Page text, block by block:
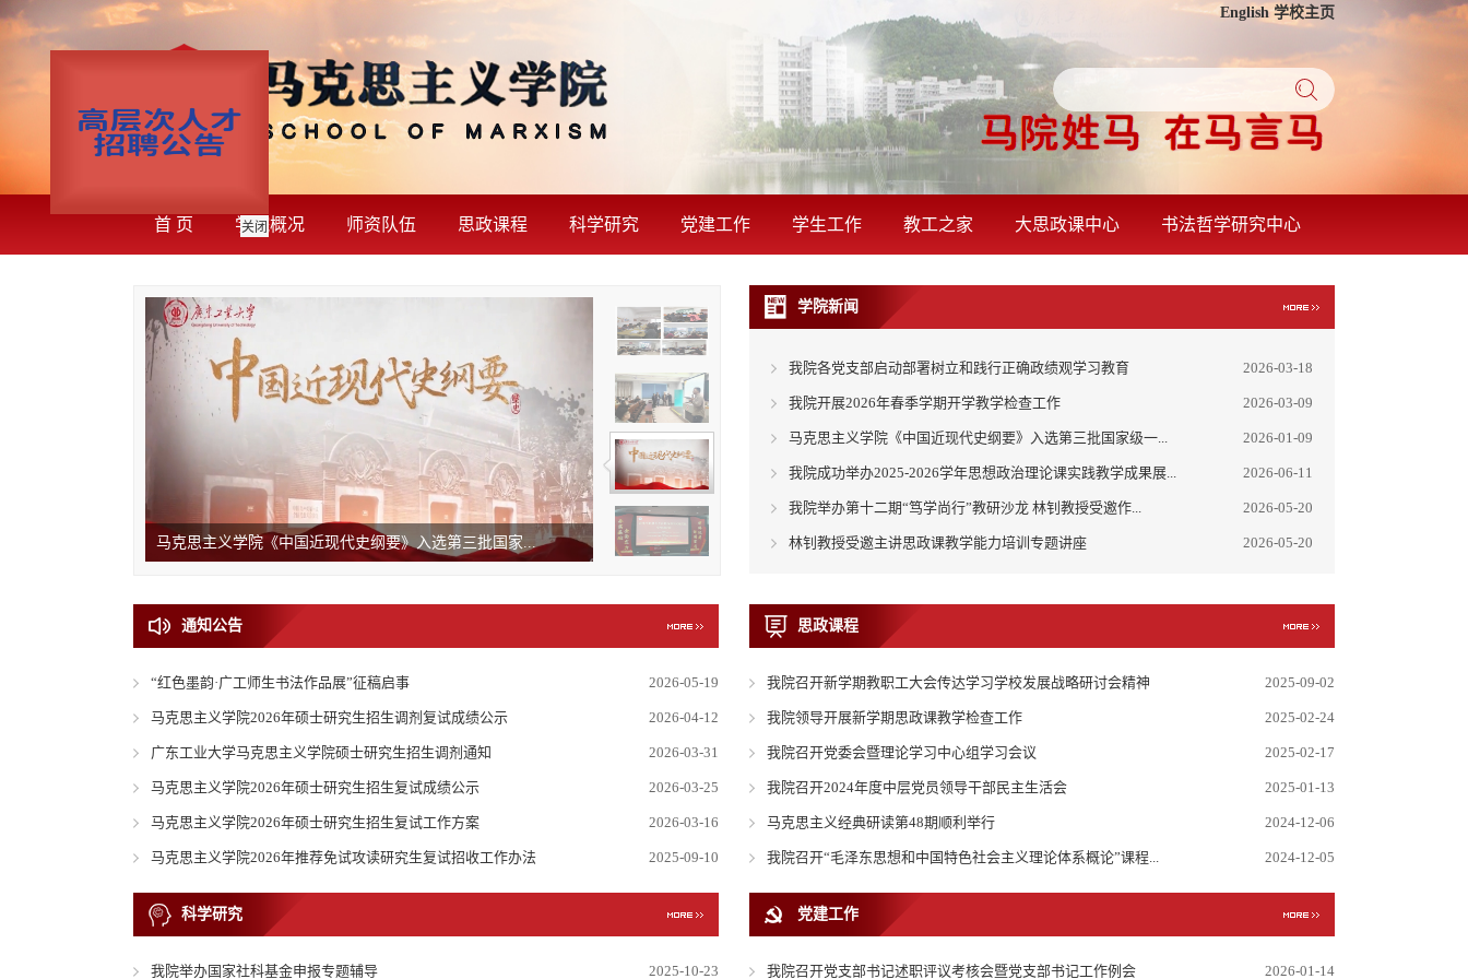
English 学校主页
首 页 学院概况 师资队伍 思政课程 科学研究 党建工作 学生工作 教工之家 大思政课中心 书法哲学研究中心
马克思主义学院《中国近现代史纲要》入选第三批国家...
学院新闻
2026-03-18
我院各党支部启动部署树立和践行正确政绩观学习教育
2026-03-09
我院开展2026年春季学期开学教学检查工作
2026-01-09
马克思主义学院《中国近现代史纲要》入选第三批国家级一...
2026-06-11
我院成功举办2025-2026学年思想政治理论课实践教学成果展...
2026-05-20
我院举办第十二期“笃学尚行”教研沙龙 林钊教授受邀作...
2026-05-20
林钊教授受邀主讲思政课教学能力培训专题讲座
通知公告
2026-05-19
“红色墨韵·广工师生书法作品展”征稿启事
2026-04-12
马克思主义学院2026年硕士研究生招生调剂复试成绩公示
2026-03-31
广东工业大学马克思主义学院硕士研究生招生调剂通知
2026-03-25
马克思主义学院2026年硕士研究生招生复试成绩公示
2026-03-16
马克思主义学院2026年硕士研究生招生复试工作方案
2025-09-10
马克思主义学院2026年推荐免试攻读研究生复试招收工作办法
思政课程
2025-09-02
我院召开新学期教职工大会传达学习学校发展战略研讨会精神
2025-02-24
我院领导开展新学期思政课教学检查工作
2025-02-17
我院召开党委会暨理论学习中心组学习会议
2025-01-13
我院召开2024年度中层党员领导干部民主生活会
2024-12-06
马克思主义经典研读第48期顺利举行
2024-12-05
我院召开“毛泽东思想和中国特色社会主义理论体系概论”课程...
科学研究
2025-10-23
我院举办国家社科基金申报专题辅导
党建工作
2026-01-14
我院召开党支部书记述职评议考核会暨党支部书记工作例会
关闭